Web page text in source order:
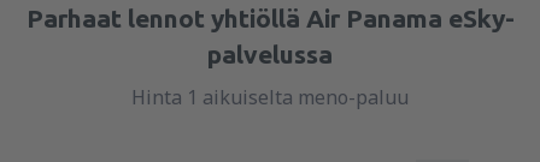
Parhaat lennot yhtiöllä Air Panama eSky-
palvelussa
Hinta 1 aikuiselta meno-paluu